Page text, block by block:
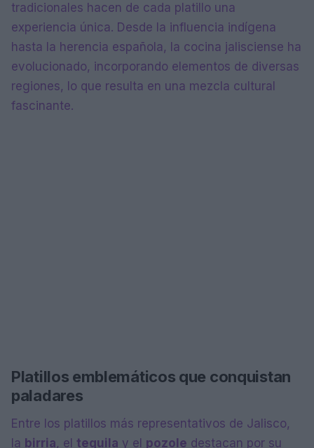
tradicionales hacen de cada platillo una
experiencia única. Desde la influencia indígena
hasta la herencia española, la cocina jalisciense ha
evolucionado, incorporando elementos de diversas
regiones, lo que resulta en una mezcla cultural
fascinante.
Platillos emblemáticos que conquistan
paladares
Entre los platillos más representativos de Jalisco,
la birria, el tequila y el pozole destacan por su